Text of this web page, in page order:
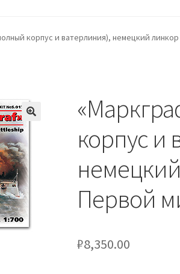
Корзина Мой
корпус и ватерлиния), немецкий
корпус и
Первой
₽8,350.00